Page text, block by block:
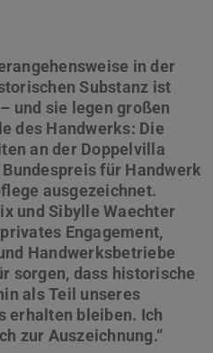
in der
Substanz ist
und sie legen großen
des Handwerks: Die
an der Doppelvilla
für Handwerk
ausgezeichnet.
und Sibylle Waechter
Engagement,
Handwerksbetriebe
sorgen, dass historische
als Teil unseres
erhalten bleiben. Ich